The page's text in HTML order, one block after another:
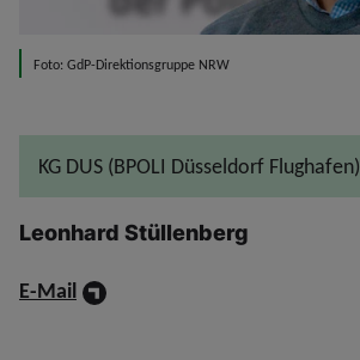
Foto: GdP-Direktionsgruppe NRW
KG DUS (BPOLI Düsseldorf Flughafen)
Leonhard Stüllenberg
E-Mail